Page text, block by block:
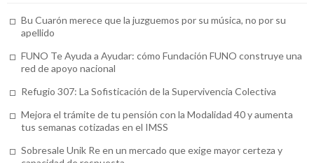
Alpargatas de esparto para mujer: el
calzado que no debe faltar en su armario
antiarrugas de calidad
Ignifugaciones y mantenimiento de
materiales textiles
Bu Cuarón merece que la juzguemos por su música, no por su
apellido
FUNO Te Ayuda a Ayudar: cómo Fundación FUNO construye una
red de apoyo nacional
Refugio 307: La Sofisticación de la Supervivencia Colectiva
Mejora el trámite de tu pensión con la Modalidad 40 y aumenta
tus semanas cotizadas en el IMSS
Sobresale Unik Re en un mercado que exige mayor certeza y